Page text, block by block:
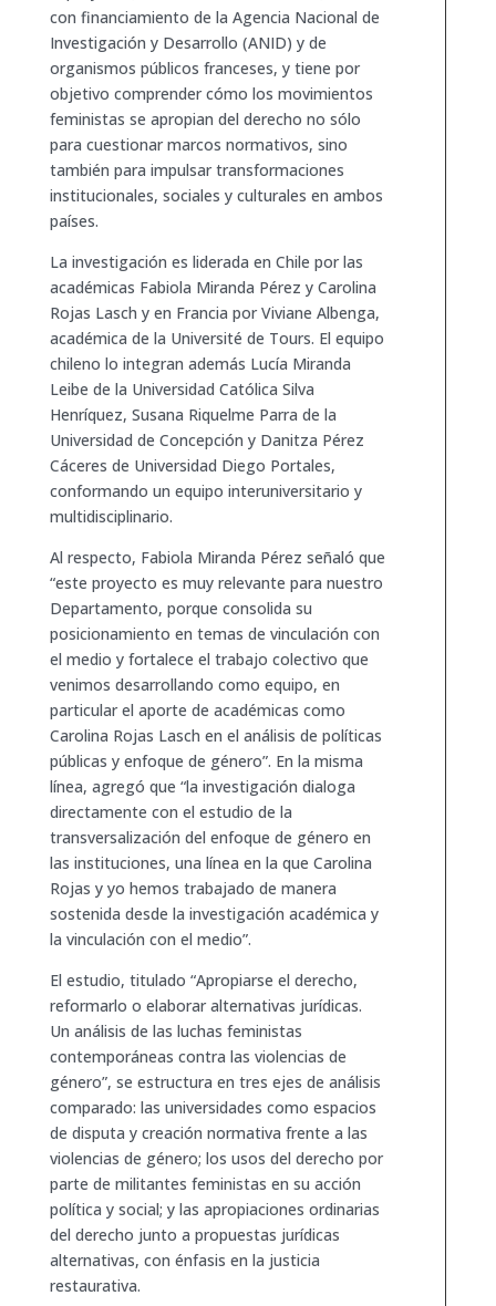
con financiamiento de la Agencia Nacional de
Investigación y Desarrollo (ANID) y de
organismos públicos franceses, y tiene por
objetivo comprender cómo los movimientos
feministas se apropian del derecho no sólo
para cuestionar marcos normativos, sino
también para impulsar transformaciones
institucionales, sociales y culturales en ambos
países.
La investigación es liderada en Chile por las
académicas Fabiola Miranda Pérez y Carolina
Rojas Lasch y en Francia por Viviane Albenga,
académica de la Université de Tours. El equipo
chileno lo integran además Lucía Miranda
Leibe de la Universidad Católica Silva
Henríquez, Susana Riquelme Parra de la
Universidad de Concepción y Danitza Pérez
Cáceres de Universidad Diego Portales,
conformando un equipo interuniversitario y
multidisciplinario.
Al respecto, Fabiola Miranda Pérez señaló que
“este proyecto es muy relevante para nuestro
Departamento, porque consolida su
posicionamiento en temas de vinculación con
el medio y fortalece el trabajo colectivo que
venimos desarrollando como equipo, en
particular el aporte de académicas como
Carolina Rojas Lasch en el análisis de políticas
públicas y enfoque de género”. En la misma
línea, agregó que “la investigación dialoga
directamente con el estudio de la
transversalización del enfoque de género en
las instituciones, una línea en la que Carolina
Rojas y yo hemos trabajado de manera
sostenida desde la investigación académica y
la vinculación con el medio”.
El estudio, titulado “Apropiarse el derecho,
reformarlo o elaborar alternativas jurídicas.
Un análisis de las luchas feministas
contemporáneas contra las violencias de
género”, se estructura en tres ejes de análisis
comparado: las universidades como espacios
de disputa y creación normativa frente a las
violencias de género; los usos del derecho por
parte de militantes feministas en su acción
política y social; y las apropiaciones ordinarias
del derecho junto a propuestas jurídicas
alternativas, con énfasis en la justicia
restaurativa.